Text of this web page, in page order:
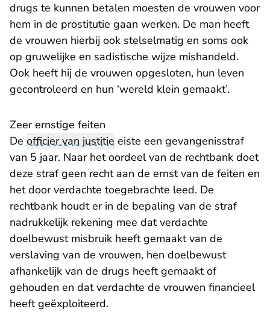
drugs te kunnen betalen moesten de vrouwen voor
hem in de prostitutie gaan werken. De man heeft
de vrouwen hierbij ook stelselmatig en soms ook
op gruwelijke en sadistische wijze mishandeld.
Ook heeft hij de vrouwen opgesloten, hun leven
gecontroleerd en hun ‘wereld klein gemaakt’.
Zeer ernstige feiten
De officier van justitie eiste een gevangenisstraf
van 5 jaar. Naar het oordeel van de rechtbank doet
deze straf geen recht aan de ernst van de feiten en
het door verdachte toegebrachte leed. De
rechtbank houdt er in de bepaling van de straf
nadrukkelijk rekening mee dat verdachte
doelbewust misbruik heeft gemaakt van de
verslaving van de vrouwen, hen doelbewust
afhankelijk van de drugs heeft gemaakt of
gehouden en dat verdachte de vrouwen financieel
heeft geëxploiteerd.